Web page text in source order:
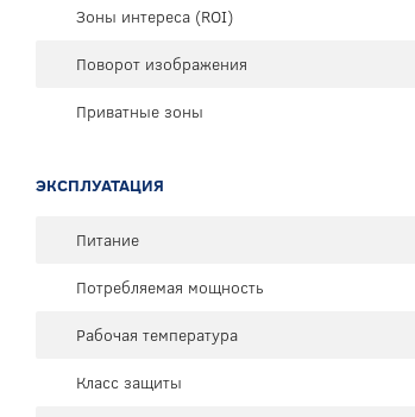
Зоны интереса (ROI)
Поворот изображения
Приватные зоны
ЭКСПЛУАТАЦИЯ
Питание
Потребляемая мощность
Рабочая температура
Класс защиты